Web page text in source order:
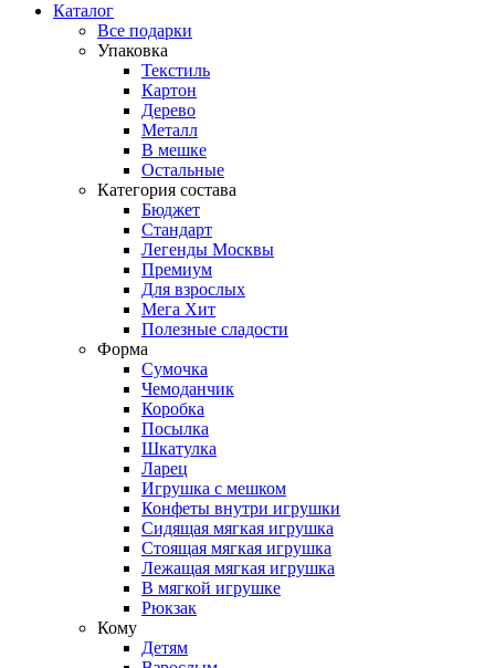
Каталог
Все подарки
Упаковка
Текстиль
Картон
Дерево
Металл
В мешке
Остальные
Категория состава
Бюджет
Стандарт
Легенды Москвы
Премиум
Для взрослых
Мега Хит
Полезные сладости
Форма
Сумочка
Чемоданчик
Коробка
Посылка
Шкатулка
Ларец
Игрушка с мешком
Конфеты внутри игрушки
Сидящая мягкая игрушка
Стоящая мягкая игрушка
Лежащая мягкая игрушка
В мягкой игрушке
Рюкзак
Кому
Детям